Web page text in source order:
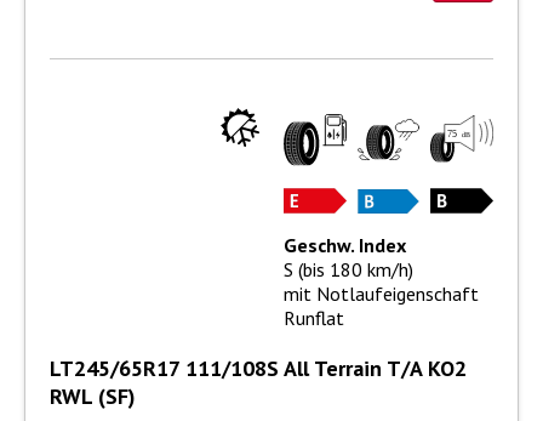
LT245/65R17 111/108S All Terrain T/A KO2
RWL (SF)
Geschw. Index
S (bis 180 km/h)
mit Notlaufeigenschaft
Runflat